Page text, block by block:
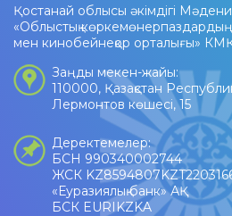
Қостанай облысы әкімдігі
«Облыстық
мен кинобейнеқор орталығы»
Заңды мекен-жайы:
110000, Қазақстан
Лермонтов көшесі, 15
Деректемелер:
БСН 990340002744
ЖСК
«Еуразиялық банк» АҚ
БСК EURIKZKA